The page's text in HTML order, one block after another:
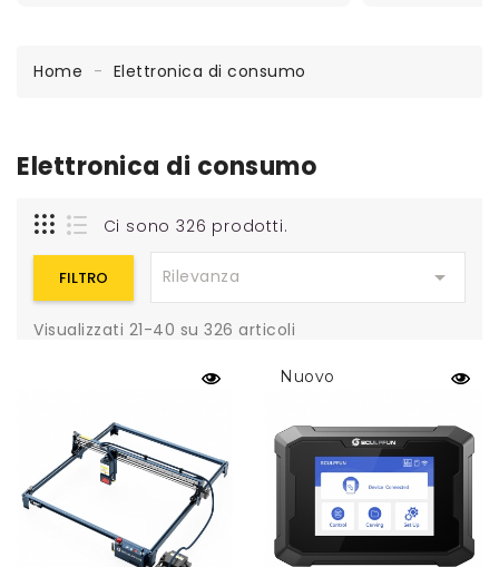
Home Elettronica di consumo
Elettronica di consumo
Ci sono 326 prodotti.
FILTRO Rilevanza 
Visualizzati 21-40 su 326 articoli
Nuovo